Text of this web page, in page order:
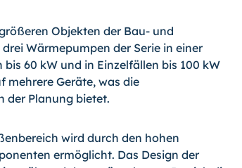
Objekten der Bau- und
Wärmepumpen der Serie in einer
60 kW und in Einzelfällen bis 100 kW
mehrere Geräte, was die
der Planung bietet.
wird durch den hohen
ermöglicht. Das Design der